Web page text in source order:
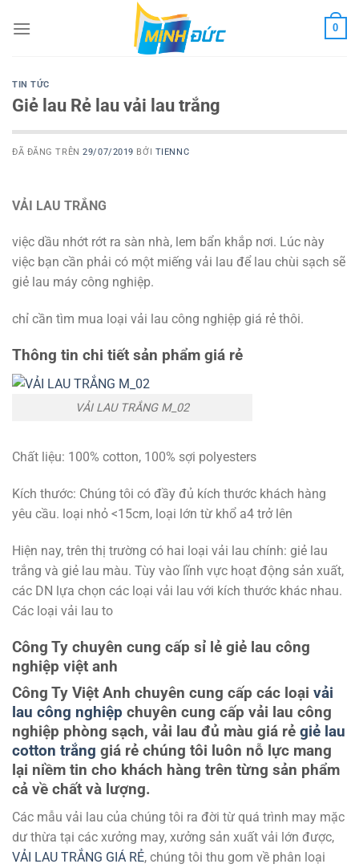
đến
0
TIN TỨC
Giẻ lau Rẻ lau vải lau trắng
ĐÃ ĐĂNG TRÊN29/07/2019 BỞI TIENNC
VẢI LAU TRẮNG
việc dầu nhớt rớt ra sàn nhà, lem bẩn khắp nơi. Lúc này
việc bạn cần phải có một miếng vải lau để lau chùi sạch sẽ
giẻ lau máy công nghiệp.
chỉ cần tìm mua loại vải lau công nghiệp giá rẻ thôi.
Thông tin chi tiết sản phẩm giá rẻ
VẢI LAU TRẮNG M_02
Chất liệu: 100% cotton, 100% sợi polyesters
Kích thước: Chúng tôi có đầy đủ kích thước khách hàng
yêu cầu. loại nhỏ <15cm, loại lớn từ khổ a4 trở lên
Hiện nay, trên thị trường có hai loại vải lau chính: giẻ lau
trắng và giẻ lau màu. Tùy vào lĩnh vực hoạt động sản xuất,
các DN lựa chọn các loại vải lau với kích thước khác nhau.
Các loại vải lau to
Công Ty chuyên cung cấp sỉ lẻ giẻ lau công
nghiệp việt anh
Công Ty Việt Anh chuyên cung cấp các loại vải
lau công nghiệp chuyên cung cấp vải lau công
nghiệp phòng sạch, vải lau đủ màu giá rẻ giẻ lau
cotton trắng giá rẻ chúng tôi luôn nỗ lực mang
lại niềm tin cho khách hàng trên từng sản phẩm
cả về chất và lượng.
Các mẫu vải lau của chúng tôi ra đời từ quá trình may mặc
dư thừa tại các xưởng may, xưởng sản xuất vải lớn được,
VẢI LAU TRẮNG GIÁ RẺ, chúng tôi thu gom về phân loại